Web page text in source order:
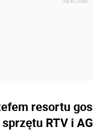
resortu
RTV i